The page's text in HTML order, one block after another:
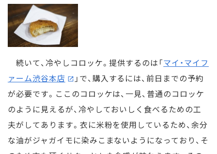
続いて、冷やしコロッケ。提供するのは「マイ・マイフ
ァーム渋谷本店
」で、購入するには、前日までの予約
が必要です。ここのコロッケは、一見、普通のコロッケ
のように見えるが、冷やしておいしく食べるための工
夫がしてあります。衣に米粉を使用しているため、余分
な油がジャガイモに染みこまないようになっており、そ